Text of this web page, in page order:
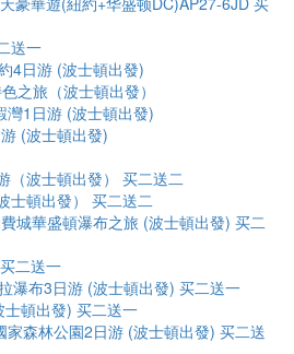
送一
4日游 (波士頓出發)
之旅（波士頓出發）
灣1日游 (波士頓出發)
(波士頓出發)
（波士頓出發） 买二送二
士頓出發） 买二送二
城華盛頓瀑布之旅 (波士頓出發) 买二
二送一
瀑布3日游 (波士頓出發) 买二送一
頓出發) 买二送一
家森林公園2日游 (波士頓出發) 买二送